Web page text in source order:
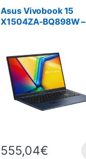
Asus Vivobook 15
X1504ZA-BQ898W –
39,6 cm (15.6″) –
Windows 11 Home
555,04€